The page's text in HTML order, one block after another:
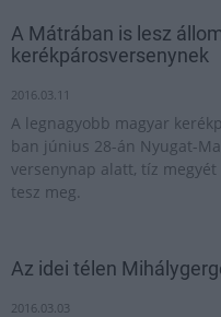
A Mátrában is lesz
kerékpárosversenynek
2016.03.11
A legnagyobb magyar
ban június 28-án Nyugat-
versenynap alatt, tíz
tesz meg.
Az idei télen
2016.03.03